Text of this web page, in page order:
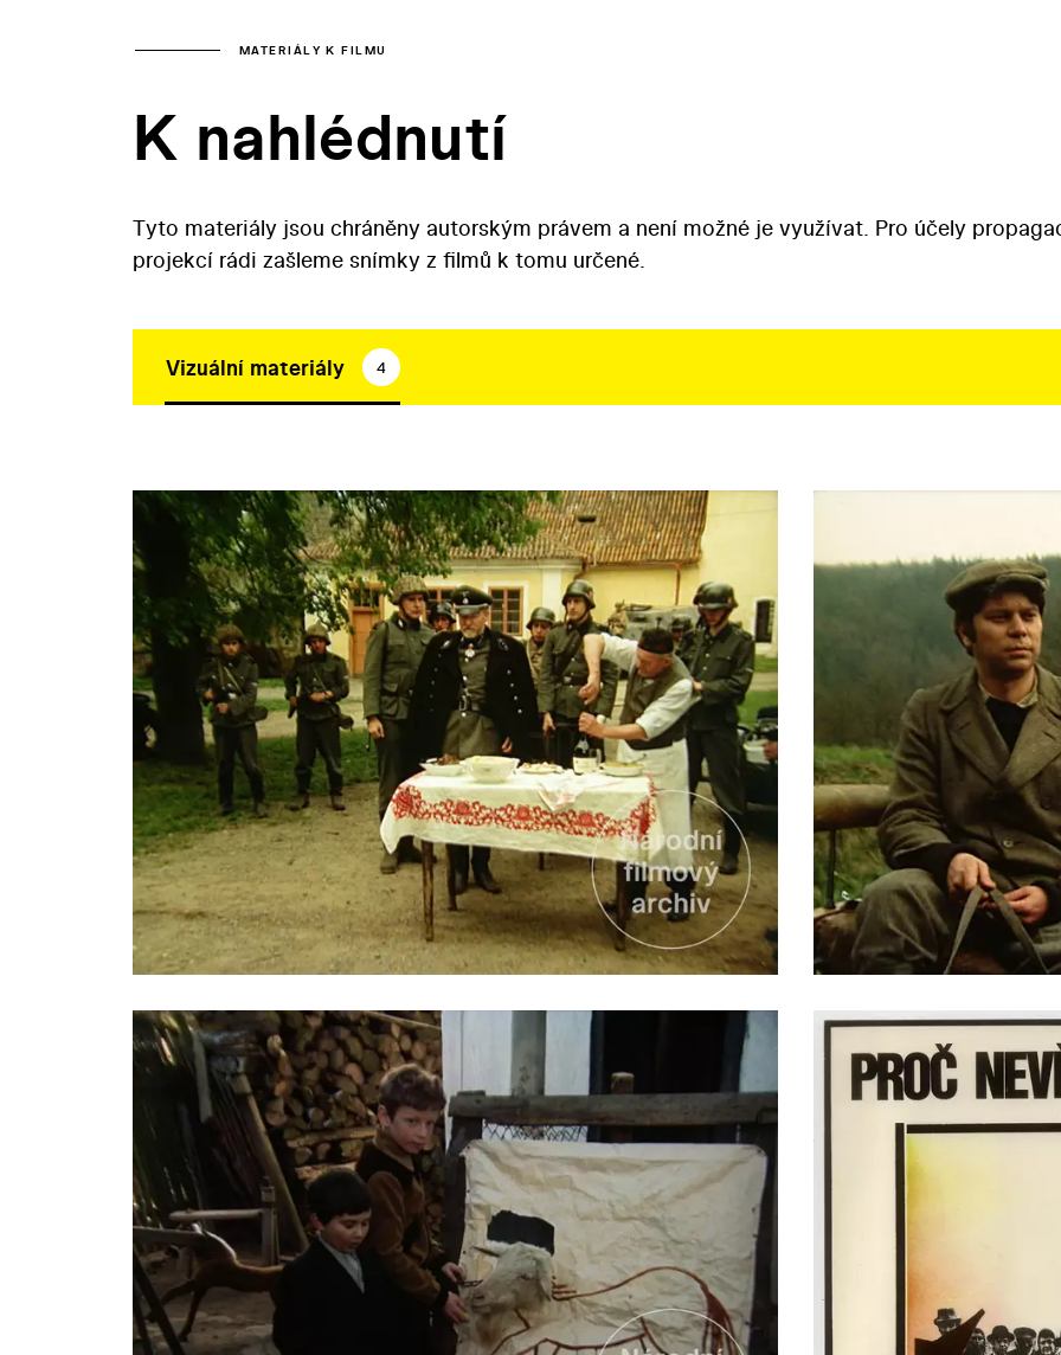
MATERIÁLY K FILMU
K nahlédnutí
Tyto materiály jsou chráněny autorským právem a není možné je využívat. Pro účely
projekcí rádi zašleme snímky z filmů k tomu určené.
Vizuální materiály 4